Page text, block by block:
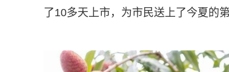
了10多天上市，为市民送上了今夏的